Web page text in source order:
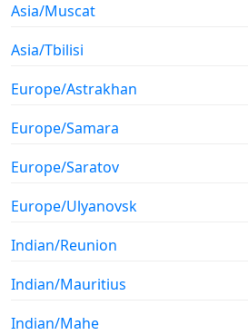
Asia/Muscat
Asia/Tbilisi
Europe/Astrakhan
Europe/Samara
Europe/Saratov
Europe/Ulyanovsk
Indian/Reunion
Indian/Mauritius
Indian/Mahe